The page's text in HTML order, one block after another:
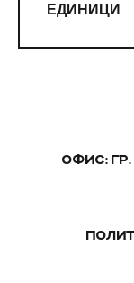
ЕДИНИЦИ
ОФИС: